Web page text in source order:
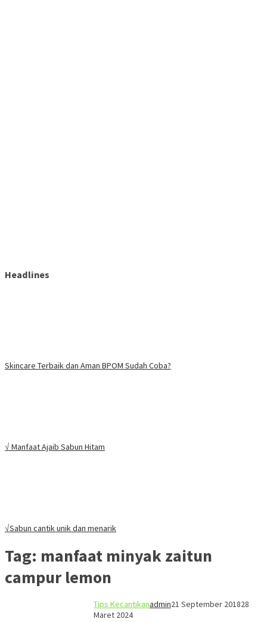
Headlines
Skincare Terbaik dan Aman BPOM Sudah Coba?
√ Manfaat Ajaib Sabun Hitam
√Sabun cantik unik dan menarik
Tag: manfaat minyak zaitun
campur lemon
Tips Kecantikanadmin21 September 201828
Maret 2024